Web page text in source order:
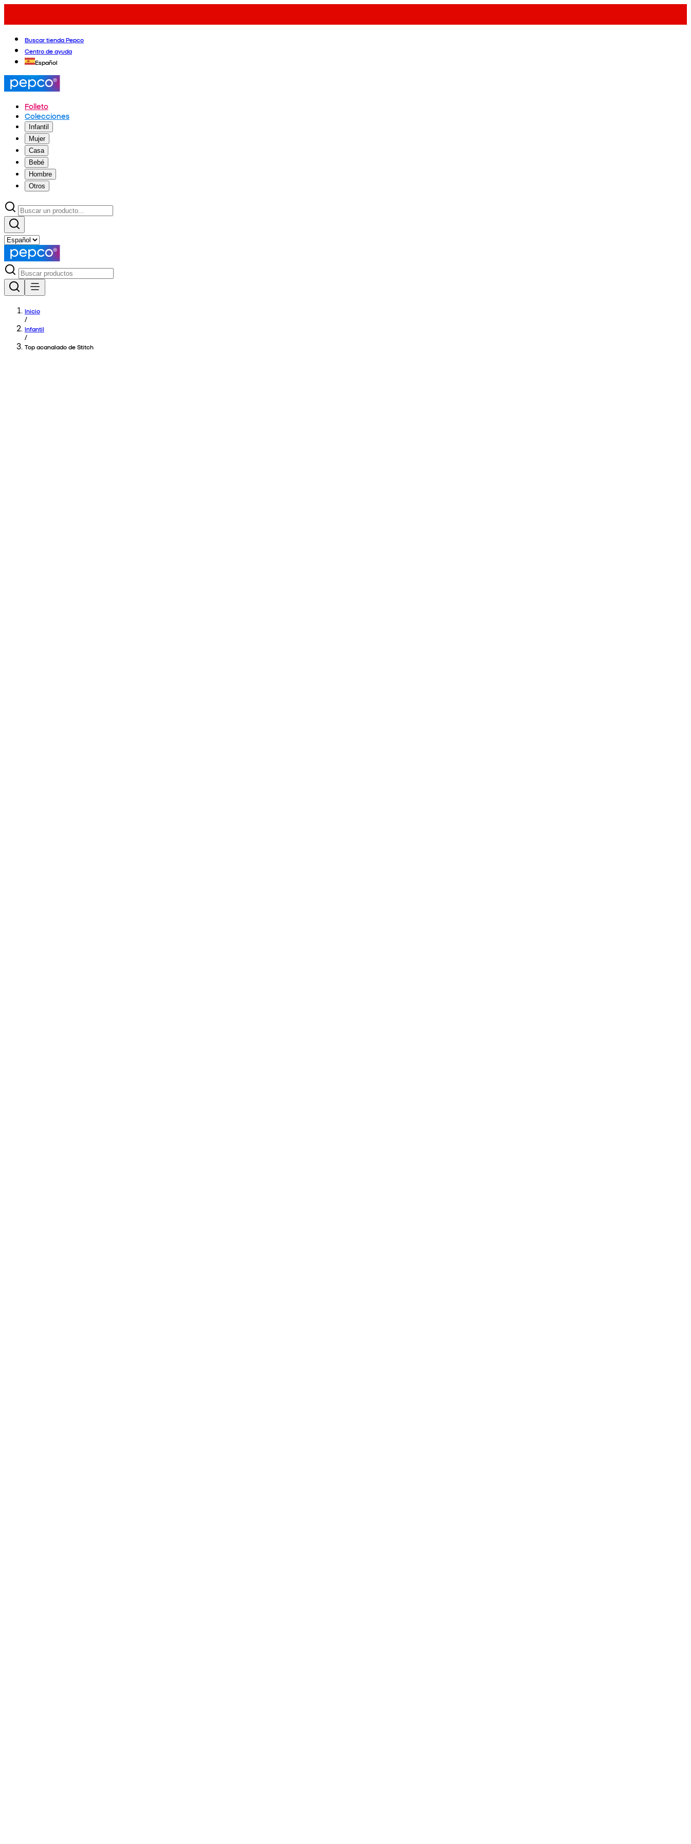
Buscar tienda Pepco
Centro de ayuda
Español
Folleto
Colecciones
Infantil
Mujer
Casa
Bebé
Hombre
Otros
Inicio
/
Infantil
/
Top acanalado de Stitch